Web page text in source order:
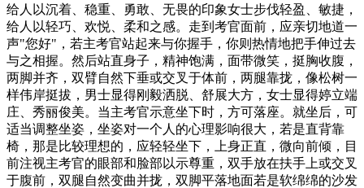
给人以沉着、稳重、勇敢、无畏的印象女士步伐轻盈、敏捷，
给人以轻巧、欢悦、柔和之感。走到考官面前，应亲切地道一
声"您好"，若主考官站起来与你握手，你则热情地把手伸过去
与之相握。然后站直身子，精神饱满，面带微笑，挺胸收腹，
两脚并齐，双臂自然下垂或交叉于体前，两腿靠拢，像松树一
样伟岸挺拔，男士显得刚毅洒脱、舒展大方，女士显得婷立端
庄、秀丽俊美。当主考官示意坐下时，方可落座。就坐后，可
适当调整坐姿，坐姿对一个人的心理影响很大，若是直背靠
椅，那是比较理想的，应轻轻坐下，上身正直，微向前倾，目
前注视主考官的眼部和脸部以示尊重，双手放在扶手上或交叉
于腹前，双腿自然变曲并拢，双脚平落地面若是软绵绵的沙发